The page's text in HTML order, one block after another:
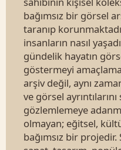
bağımsız bir görsel
taranıp
insanların nasıl
gündelik hayatın
göstermeyi
arşiv değil, aynı
ve görsel
gözlemlemeye
olmayan; eğitsel,
bağımsız bir